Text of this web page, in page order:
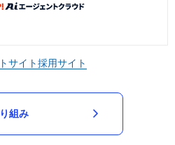
サイト採用サイト
組み